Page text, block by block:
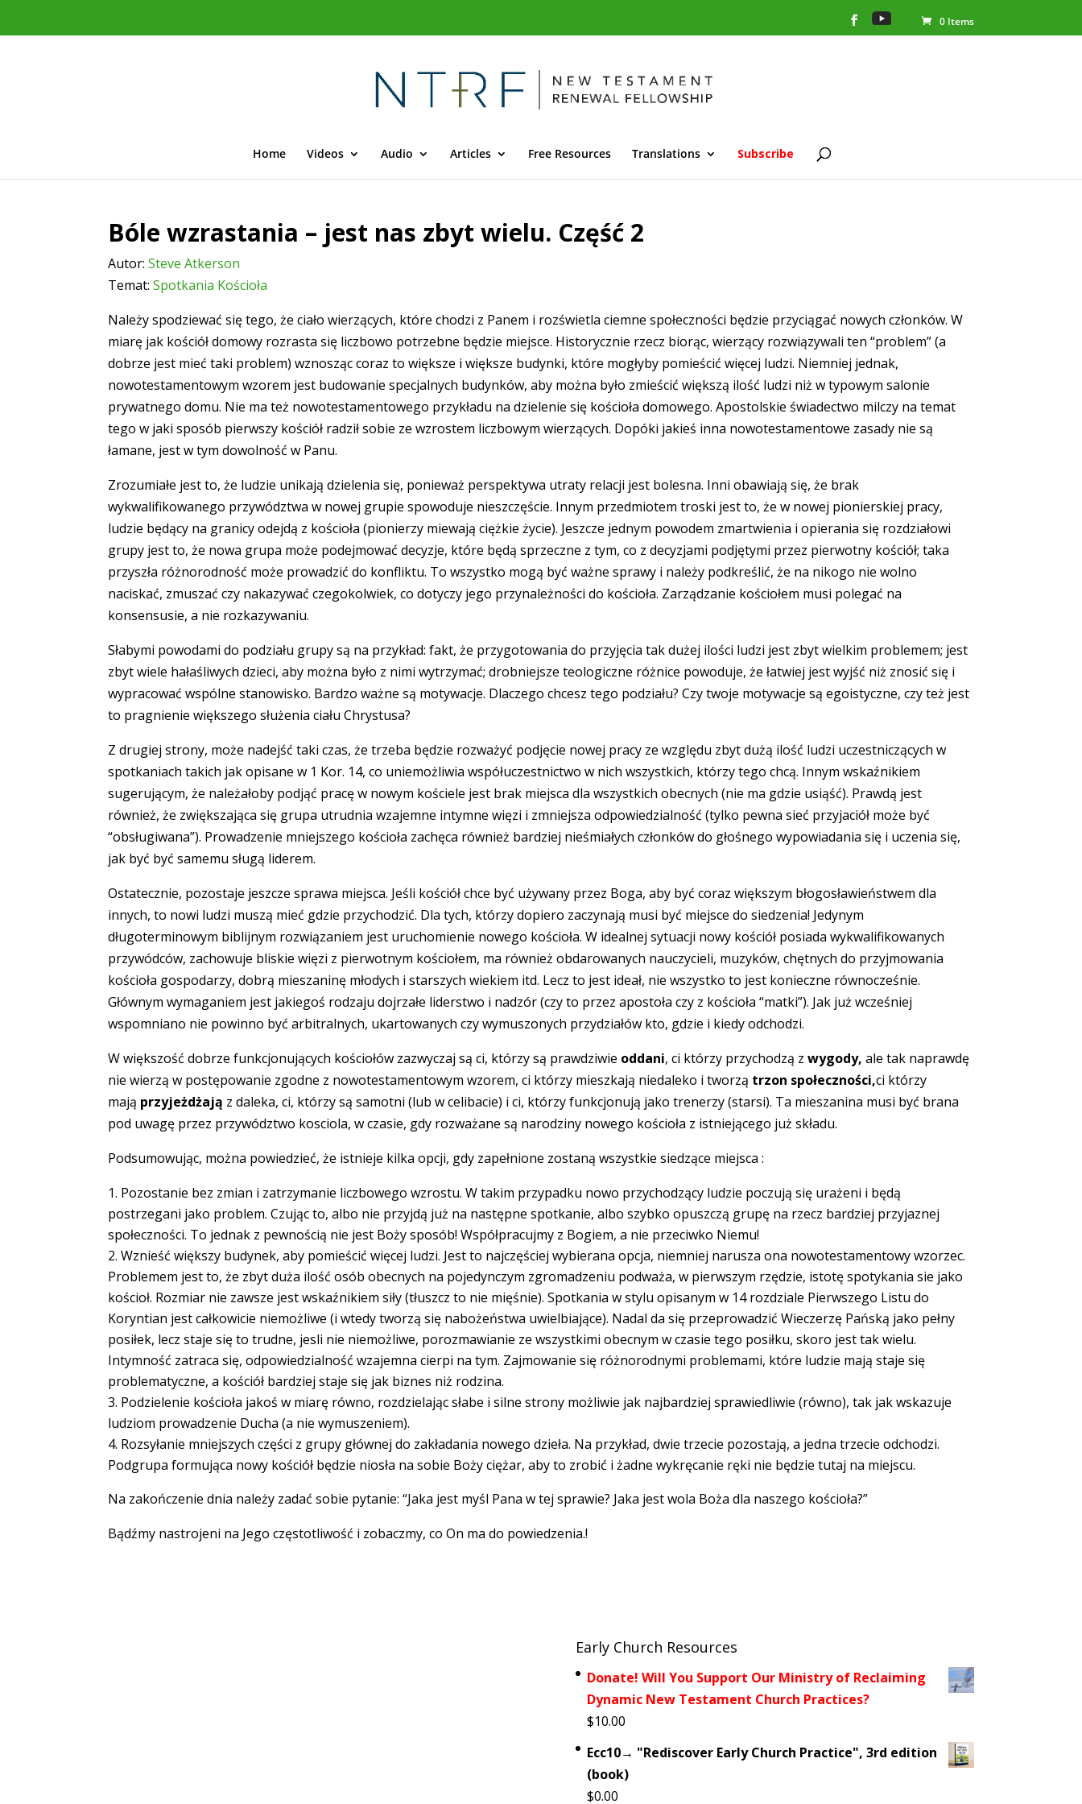
0 Items
Home Videos Audio Articles Free Resources Translations Subscribe
Bóle wzrastania – jest nas zbyt wielu. Część 2
Autor:Steve Atkerson
Temat:Spotkania Kościoła
Należy spodziewać się tego, że ciało wierzących, które chodzi z Panem i rozświetla ciemne społeczności będzie przyciągać nowych członków. W
miarę jak kościół domowy rozrasta się liczbowo potrzebne będzie miejsce. Historycznie rzecz biorąc, wierzący rozwiązywali ten “problem” (a
dobrze jest mieć taki problem) wznosząc coraz to większe i większe budynki, które mogłyby pomieścić więcej ludzi. Niemniej jednak,
nowotestamentowym wzorem jest budowanie specjalnych budynków, aby można było zmieścić większą ilość ludzi niż w typowym salonie
prywatnego domu. Nie ma też nowotestamentowego przykładu na dzielenie się kościoła domowego. Apostolskie świadectwo milczy na temat
tego w jaki sposób pierwszy kościół radził sobie ze wzrostem liczbowym wierzących. Dopóki jakieś inna nowotestamentowe zasady nie są
łamane, jest w tym dowolność w Panu.
Zrozumiałe jest to, że ludzie unikają dzielenia się, ponieważ perspektywa utraty relacji jest bolesna. Inni obawiają się, że brak
wykwalifikowanego przywództwa w nowej grupie spowoduje nieszczęście. Innym przedmiotem troski jest to, że w nowej pionierskiej pracy,
ludzie będący na granicy odejdą z kościoła (pionierzy miewają ciężkie życie). Jeszcze jednym powodem zmartwienia i opierania się rozdziałowi
grupy jest to, że nowa grupa może podejmować decyzje, które będą sprzeczne z tym, co z decyzjami podjętymi przez pierwotny kościół; taka
przyszła różnorodność może prowadzić do konfliktu. To wszystko mogą być ważne sprawy i należy podkreślić, że na nikogo nie wolno
naciskać, zmuszać czy nakazywać czegokolwiek, co dotyczy jego przynależności do kościoła. Zarządzanie kościołem musi polegać na
konsensusie, a nie rozkazywaniu.
Słabymi powodami do podziału grupy są na przykład: fakt, że przygotowania do przyjęcia tak dużej ilości ludzi jest zbyt wielkim problemem; jest
zbyt wiele hałaśliwych dzieci, aby można było z nimi wytrzymać; drobniejsze teologiczne różnice powoduje, że łatwiej jest wyjść niż znosić się i
wypracować wspólne stanowisko. Bardzo ważne są motywacje. Dlaczego chcesz tego podziału? Czy twoje motywacje są egoistyczne, czy też jest
to pragnienie większego służenia ciału Chrystusa?
Z drugiej strony, może nadejść taki czas, że trzeba będzie rozważyć podjęcie nowej pracy ze względu zbyt dużą ilość ludzi uczestniczących w
spotkaniach takich jak opisane w 1 Kor. 14, co uniemożliwia współuczestnictwo w nich wszystkich, którzy tego chcą. Innym wskaźnikiem
sugerującym, że należałoby podjąć pracę w nowym kościele jest brak miejsca dla wszystkich obecnych (nie ma gdzie usiąść). Prawdą jest
również, że zwiększająca się grupa utrudnia wzajemne intymne więzi i zmniejsza odpowiedzialność (tylko pewna sieć przyjaciół może być
“obsługiwana”). Prowadzenie mniejszego kościoła zachęca również bardziej nieśmiałych członków do głośnego wypowiadania się i uczenia się,
jak być być samemu sługą liderem.
Ostatecznie, pozostaje jeszcze sprawa miejsca. Jeśli kościół chce być używany przez Boga, aby być coraz większym błogosławieństwem dla
innych, to nowi ludzi muszą mieć gdzie przychodzić. Dla tych, którzy dopiero zaczynają musi być miejsce do siedzenia! Jedynym
długoterminowym biblijnym rozwiązaniem jest uruchomienie nowego kościoła. W idealnej sytuacji nowy kościół posiada wykwalifikowanych
przywódców, zachowuje bliskie więzi z pierwotnym kościołem, ma również obdarowanych nauczycieli, muzyków, chętnych do przyjmowania
kościoła gospodarzy, dobrą mieszaninę młodych i starszych wiekiem itd. Lecz to jest ideał, nie wszystko to jest konieczne równocześnie.
Głównym wymaganiem jest jakiegoś rodzaju dojrzałe liderstwo i nadzór (czy to przez apostoła czy z kościoła “matki”). Jak już wcześniej
wspomniano nie powinno być arbitralnych, ukartowanych czy wymuszonych przydziałów kto, gdzie i kiedy odchodzi.
W większość dobrze funkcjonujących kościołów zazwyczaj są ci, którzy są prawdziwie oddani, ci którzy przychodzą zwygody, ale tak naprawdę
nie wierzą w postępowanie zgodne z nowotestamentowym wzorem, ci którzy mieszkają niedaleko i tworzą trzon społeczności,ci którzy
mają przyjeżdżają z daleka, ci, którzy są samotni (lub w celibacie) i ci, którzy funkcjonują jako trenerzy (starsi). Ta mieszanina musi być brana
pod uwagę przez przywództwo kosciola, w czasie, gdy rozważane są narodziny nowego kościoła z istniejącego już składu.
Podsumowując, można powiedzieć, że istnieje kilka opcji, gdy zapełnione zostaną wszystkie siedzące miejsca :
Pozostanie bez zmian i zatrzymanie liczbowego wzrostu. W takim przypadku nowo przychodzący ludzie poczują się urażeni i będą
postrzegani jako problem. Czując to, albo nie przyjdą już na następne spotkanie, albo szybko opuszczą grupę na rzecz bardziej przyjaznej
społeczności. To jednak z pewnością nie jest Boży sposób! Współpracujmy z Bogiem, a nie przeciwko Niemu!
Wznieść większy budynek, aby pomieścić więcej ludzi. Jest to najczęściej wybierana opcja, niemniej narusza ona nowotestamentowy wzorzec.
Problemem jest to, że zbyt duża ilość osób obecnych na pojedynczym zgromadzeniu podważa, w pierwszym rzędzie, istotę spotykania sie jako
kościoł. Rozmiar nie zawsze jest wskaźnikiem siły (tłuszcz to nie mięśnie). Spotkania w stylu opisanym w 14 rozdziale Pierwszego Listu do
Koryntian jest całkowicie niemożliwe (i wtedy tworzą się nabożeństwa uwielbiające). Nadal da się przeprowadzić Wieczerzę Pańską jako pełny
posiłek, lecz staje się to trudne, jesli nie niemożliwe, porozmawianie ze wszystkimi obecnym w czasie tego posiłku, skoro jest tak wielu.
Intymność zatraca się, odpowiedzialność wzajemna cierpi na tym. Zajmowanie się różnorodnymi problemami, które ludzie mają staje się
problematyczne, a kościół bardziej staje się jak biznes niż rodzina.
Podzielenie kościoła jakoś w miarę równo, rozdzielając słabe i silne strony możliwie jak najbardziej sprawiedliwie (równo), tak jak wskazuje
ludziom prowadzenie Ducha (a nie wymuszeniem).
Rozsyłanie mniejszych części z grupy głównej do zakładania nowego dzieła. Na przykład, dwie trzecie pozostają, a jedna trzecie odchodzi.
Podgrupa formująca nowy kościół będzie niosła na sobie Boży ciężar, aby to zrobić i żadne wykręcanie ręki nie będzie tutaj na miejscu.
Na zakończenie dnia należy zadać sobie pytanie: “Jaka jest myśl Pana w tej sprawie? Jaka jest wola Boża dla naszego kościoła?”
Bądźmy nastrojeni na Jego częstotliwość i zobaczmy, co On ma do powiedzenia.!
Early Church Resources
Donate! Will You Support Our Ministry of Reclaiming
Dynamic New Testament Church Practices?
$10.00
Ecc10→ "Rediscover Early Church Practice", 3rd edition
(book)
$0.00